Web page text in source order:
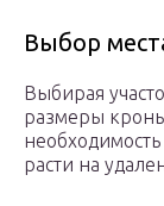
Выбор
Выбирая
размеры
расти на